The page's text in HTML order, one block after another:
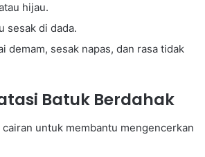
hijau.
sesak di dada.
demam, sesak napas, dan rasa tidak
Batuk Berdahak
cairan untuk membantu mengencerkan